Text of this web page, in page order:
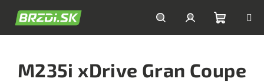
obsah
HľadaťPrihlásenie
košík
M235i xDrive Gran Coupe